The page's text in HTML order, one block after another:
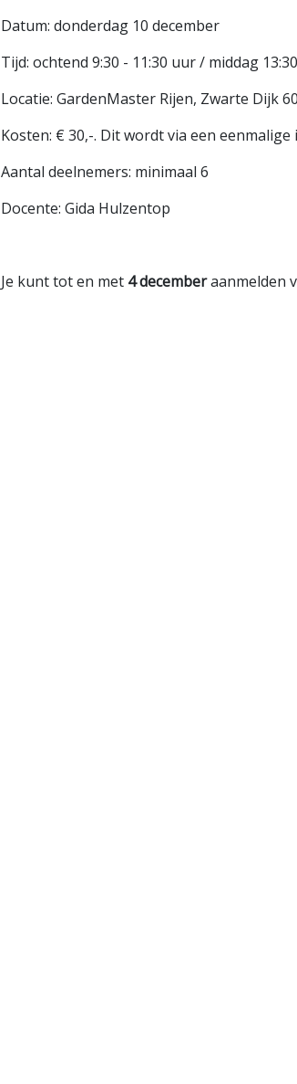
Datum: donderdag 10 december
Tijd: ochtend 9:30 - 11:30 uur / middag
Locatie: GardenMaster Rijen, Zwarte Dijk
Kosten: € 30,-. Dit wordt via een
Aantal deelnemers: minimaal 6
Docente: Gida Hulzentop
Je kunt tot en met 4 decemberaanmelden